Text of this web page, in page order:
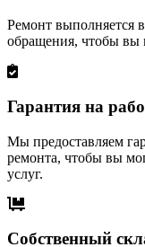
Ремонт выполняется
обращения, чтобы вы
Гарантия на
Мы предоставляем
ремонта, чтобы вы
услуг.
Собственный